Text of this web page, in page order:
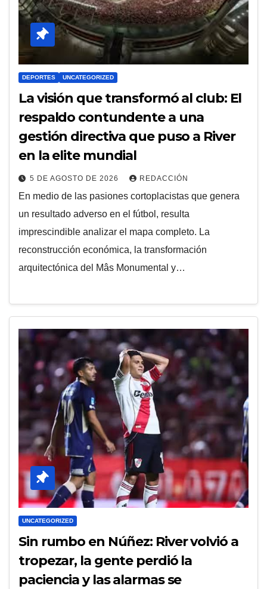
DEPORTES UNCATEGORIZED
La visión que transformó al club: El
respaldo contundente a una
gestión directiva que puso a River
en la elite mundial
5 DE AGOSTO DE 2026 REDACCIÓN
En medio de las pasiones cortoplacistas que genera
un resultado adverso en el fútbol, resulta
imprescindible analizar el mapa completo. La
reconstrucción económica, la transformación
arquitectónica del Mâs Monumental y…
UNCATEGORIZED
Sin rumbo en Núñez: River volvió a
tropezar, la gente perdió la
paciencia y las alarmas se